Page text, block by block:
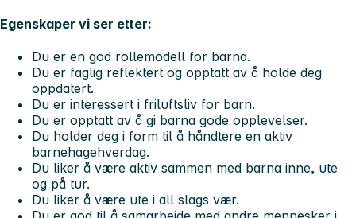
Egenskaper vi ser etter:
Du er en god rollemodell for barna.
Du er faglig reflektert og opptatt av å holde deg
oppdatert.
Du er interessert i friluftsliv for barn.
Du er opptatt av å gi barna gode opplevelser.
Du holder deg i form til å håndtere en aktiv
barnehagehverdag.
Du liker å være aktiv sammen med barna inne, ute
og på tur.
Du liker å være ute i all slags vær.